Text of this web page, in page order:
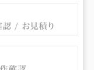
ひiCrackedハンズ